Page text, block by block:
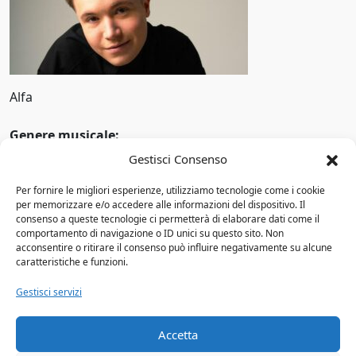
Gestisci Consenso
Per fornire le migliori esperienze, utilizziamo tecnologie come i cookie
per memorizzare e/o accedere alle informazioni del dispositivo. Il
consenso a queste tecnologie ci permetterà di elaborare dati come il
comportamento di navigazione o ID unici su questo sito. Non
acconsentire o ritirare il consenso può influire negativamente su alcune
caratteristiche e funzioni.
Gestisci servizi
Accetta
Pop alternativo
Pop barocco
Pop rap
Pop rock
Pop soul
Punk rock
R&B
R&B/soul
Rapper
1970
1975
1976
Alfa
Genere musicale:
Altri Gruppi
Luciano Ligabue
3 Doors Down: storia del gruppo, membri,
Gina Palmieri
Il Muro del Canto